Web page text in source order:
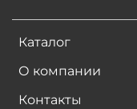
Каталог
О компании
Контакты